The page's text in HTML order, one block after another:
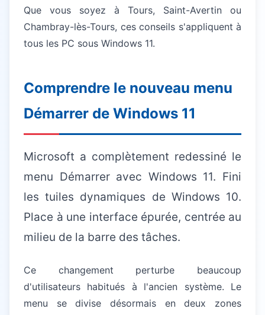
Que vous soyez à Tours, Saint-Avertin ou
Chambray-lès-Tours, ces conseils s'appliquent à
tous les PC sous Windows 11.
Comprendre le nouveau menu
Démarrer de Windows 11
Microsoft a complètement redessiné le
menu Démarrer avec Windows 11. Fini
les tuiles dynamiques de Windows 10.
Place à une interface épurée, centrée au
milieu de la barre des tâches.
Ce changement perturbe beaucoup
d'utilisateurs habitués à l'ancien système. Le
menu se divise désormais en deux zones